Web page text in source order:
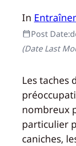
In
Post Date:
(Date Last
Les taches
nombreux
particulier
caniches,